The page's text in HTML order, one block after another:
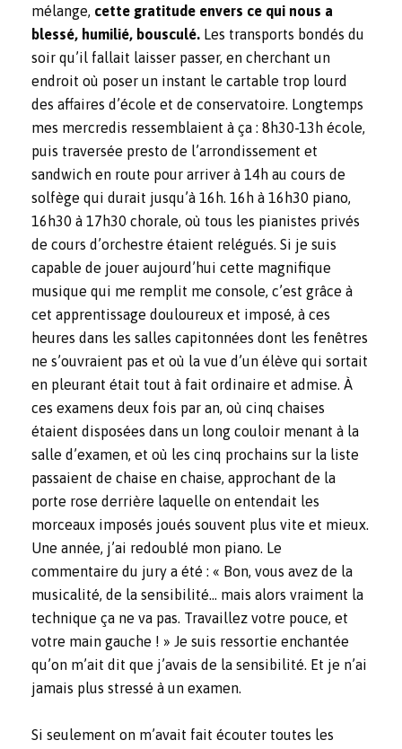
mélange, cette gratitude envers ce qui nous a
blessé, humilié, bousculé. Les transports bondés du
soir qu’il fallait laisser passer, en cherchant un
endroit où poser un instant le cartable trop lourd
des affaires d’école et de conservatoire. Longtemps
mes mercredis ressemblaient à ça : 8h30-13h école,
puis traversée presto de l’arrondissement et
sandwich en route pour arriver à 14h au cours de
solfège qui durait jusqu’à 16h. 16h à 16h30 piano,
16h30 à 17h30 chorale, où tous les pianistes privés
de cours d’orchestre étaient relégués. Si je suis
capable de jouer aujourd’hui cette magnifique
musique qui me remplit me console, c’est grâce à
cet apprentissage douloureux et imposé, à ces
heures dans les salles capitonnées dont les fenêtres
ne s’ouvraient pas et où la vue d’un élève qui sortait
en pleurant était tout à fait ordinaire et admise. À
ces examens deux fois par an, où cinq chaises
étaient disposées dans un long couloir menant à la
salle d’examen, et où les cinq prochains sur la liste
passaient de chaise en chaise, approchant de la
porte rose derrière laquelle on entendait les
morceaux imposés joués souvent plus vite et mieux.
Une année, j’ai redoublé mon piano. Le
commentaire du jury a été : « Bon, vous avez de la
musicalité, de la sensibilité… mais alors vraiment la
technique ça ne va pas. Travaillez votre pouce, et
votre main gauche ! » Je suis ressortie enchantée
qu’on m’ait dit que j’avais de la sensibilité. Et je n’ai
jamais plus stressé à un examen.
Si seulement on m’avait fait écouter toutes les